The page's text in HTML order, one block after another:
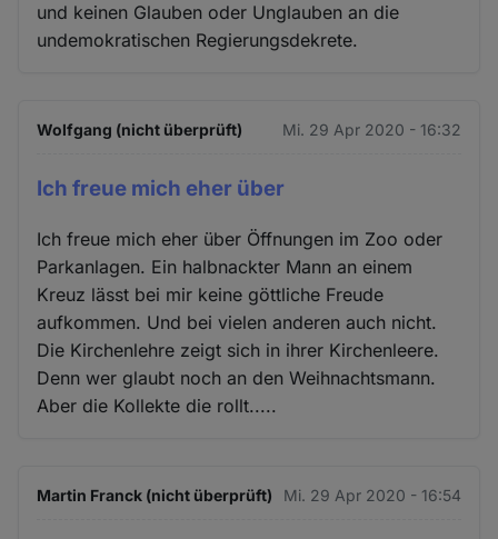
und keinen Glauben oder Unglauben an die
undemokratischen Regierungsdekrete.
Wolfgang (nicht überprüft) Mi. 29 Apr 2020 - 16:32
Ich freue mich eher über
Ich freue mich eher über Öffnungen im Zoo oder
Parkanlagen. Ein halbnackter Mann an einem
Kreuz lässt bei mir keine göttliche Freude
aufkommen. Und bei vielen anderen auch nicht.
Die Kirchenlehre zeigt sich in ihrer Kirchenleere.
Denn wer glaubt noch an den Weihnachtsmann.
Aber die Kollekte die rollt.....
Martin Franck (nicht überprüft) Mi. 29 Apr 2020 - 16:54